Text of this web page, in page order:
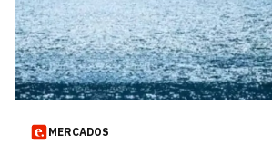
MERCADOS